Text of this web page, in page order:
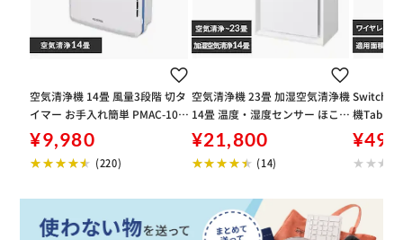
空気清浄機 14畳 風量3段階 切タ
イマー お手入れ簡単 PMAC-100
ホワイト
¥9,980
(220)
空気清浄機 23畳 加湿空気清浄機
14畳 温度・湿度センサー ほこり
センサー 2WAY給水 お手入れ簡
単 AAP-AH50A-W ホワイト
¥21,800
(14)
機Table